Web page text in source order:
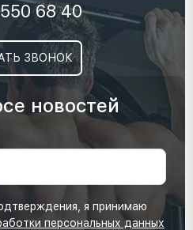
68 40
ЗВОНОК
новостей
я принимаю
персональных данных